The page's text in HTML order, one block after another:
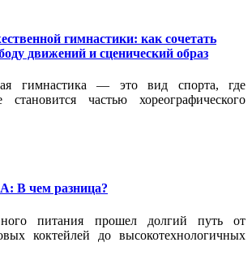
гимнастики: как сочетать
движений и сценический образ
гимнастика — это вид спорта, где
частью хореографического
В чем разница?
питания прошел долгий путь от
коктейлей до высокотехнологичных